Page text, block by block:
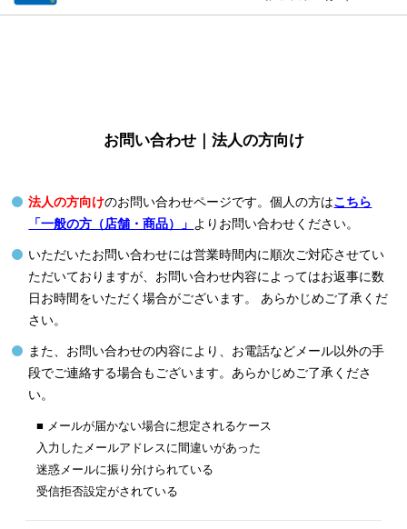
お問い合わせ｜法人の方向け
法人の方向けのお問い合わせページです。個人の方はこちら
「一般の方（店舗・商品）」 よりお問い合わせください。
いただいたお問い合わせには営業時間内に順次ご対応させてい
ただいておりますが、お問い合わせ内容によってはお返事に数
日お時間をいただく場合がございます。 あらかじめご了承くだ
さい。
また、お問い合わせの内容により、お電話などメール以外の手
段でご連絡する場合もございます。あらかじめご了承くださ
い。
■ メールが届かない場合に想定されるケース
入力したメールアドレスに間違いがあった
迷惑メールに振り分けられている
受信拒否設定がされている